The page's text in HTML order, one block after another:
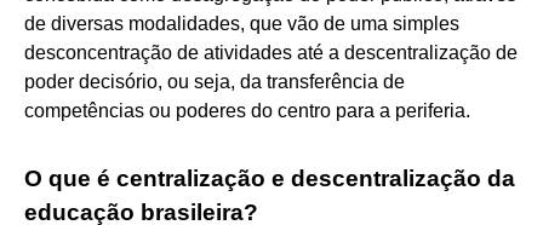
de diversas modalidades, que vão de uma simples
desconcentração de atividades até a descentralização de
poder decisório, ou seja, da transferência de
competências ou poderes do centro para a periferia.
O que é centralização e descentralização da
educação brasileira?